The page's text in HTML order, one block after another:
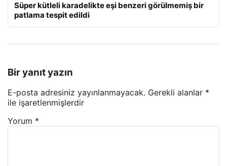
Süper kütleli karadelikte eşi benzeri görülmemiş bir
patlama tespit edildi
Bir yanıt yazın
E-posta adresiniz yayınlanmayacak. Gerekli alanlar *
ile işaretlenmişlerdir
Yorum *